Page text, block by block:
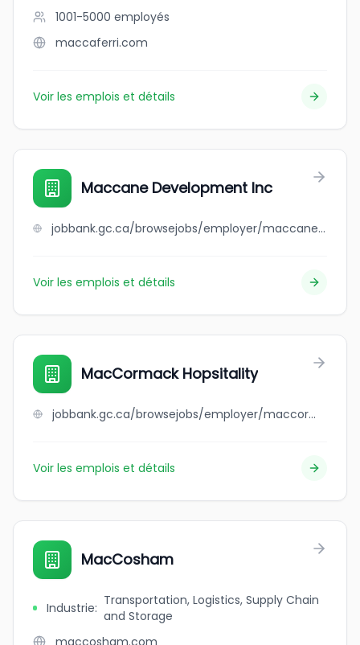
1001-5000 employés
maccaferri.com
Voir les emplois et détails
Maccane Development Inc
jobbank.gc.ca/browsejobs/employer/maccane+development+inc/ca
Voir les emplois et détails
MacCormack Hopsitality
jobbank.gc.ca/browsejobs/employer/maccormack+hopsitality/ca
Voir les emplois et détails
MacCosham
Industrie: Transportation, Logistics, Supply Chain
and Storage
maccosham.com